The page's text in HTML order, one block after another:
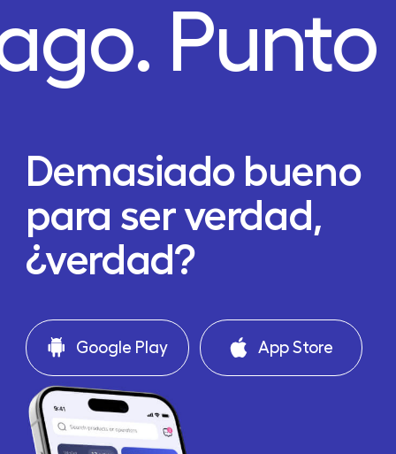
Demasiado bueno
para ser verdad,
¿verdad?
Google Play App Store